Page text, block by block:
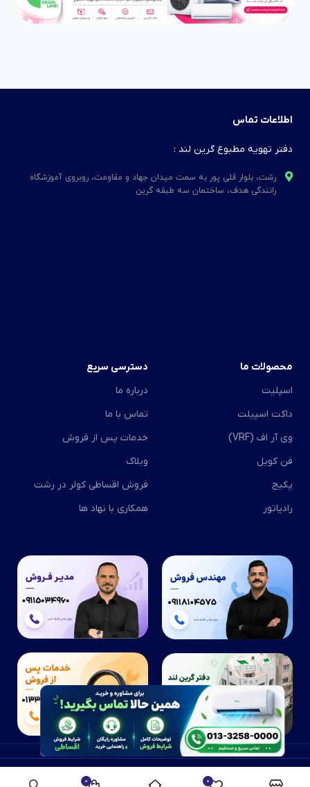
اطلاعات تماس
دفتر تهویه مطبوع گرین لند :
رشت، بلوار قلی پور به سمت میدان جهاد و مقاومت، روبروی آموزشگاه
رانندگی هدف، ساختمان سه طبقه گرین
محصولات ما
اسپلیت
داکت اسپیلت
وی آر اف (VRF)
فن کویل
پکیج
رادیاتور
دسترسی سریع
درباره ما
تماس با ما
خدمات پس از فروش
وبلاگ
فروش اقساطی کولر در رشت
همکاری با نهاد ها
2026 تمامی حق و حقوق این وب سایت متعلق به شرکت گرین لند می باشد.
0
0